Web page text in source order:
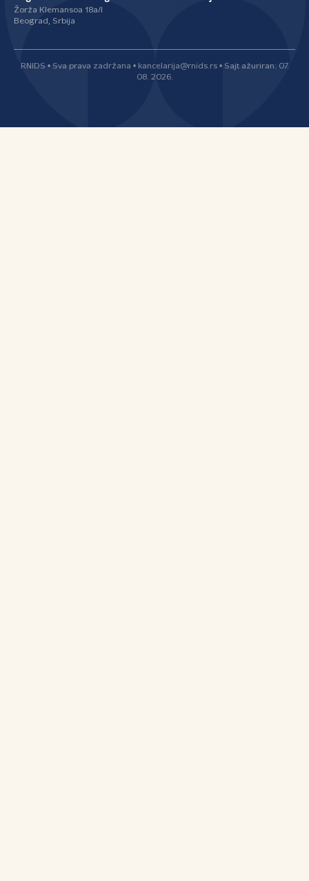
Žorža Klemansoa 18a/I
Beograd, Srbija
RNIDS • Sva prava zadržana • kancelarija@rnids.rs • Sajt ažuriran: 07.
08. 2026.